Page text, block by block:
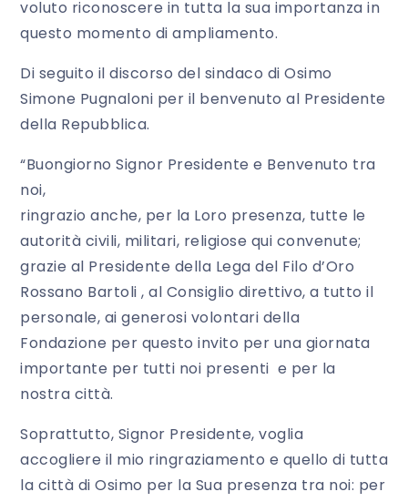
voluto riconoscere in tutta la sua importanza in
questo momento di ampliamento.
Di seguito il discorso del sindaco di Osimo
Simone Pugnaloni per il benvenuto al Presidente
della Repubblica.
“Buongiorno Signor Presidente e Benvenuto tra
noi,
ringrazio anche, per la Loro presenza, tutte le
autorità civili, militari, religiose qui convenute;
grazie al Presidente della Lega del Filo d’Oro
Rossano Bartoli , al Consiglio direttivo, a tutto il
personale, ai generosi volontari della
Fondazione per questo invito per una giornata
importante per tutti noi presenti e per la
nostra città.
Soprattutto, Signor Presidente, voglia
accogliere il mio ringraziamento e quello di tutta
la città di Osimo per la Sua presenza tra noi: per